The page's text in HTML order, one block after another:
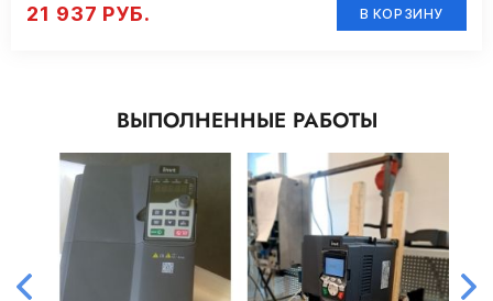
21 937 РУБ. В КОРЗИНУ
ВЫПОЛНЕННЫЕ РАБОТЫ